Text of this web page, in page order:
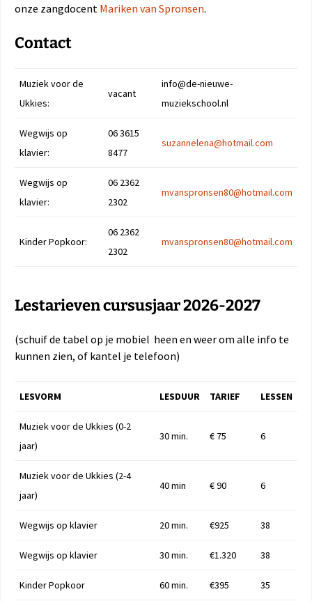
onze zangdocent Mariken van Spronsen.
Contact
Muziek voor de
Ukkies:
vacant
info@de-nieuwe-
muziekschool.nl
Wegwijs op
klavier:
06 3615
8477
suzannelena@hotmail.com
Wegwijs op
klavier:
06 2362
2302
mvanspronsen80@hotmail.com
Kinder Popkoor:
06 2362
2302
mvanspronsen80@hotmail.com
Lestarieven cursusjaar 2026-2027
(schuif de tabel op je mobiel heen en weer om alle info te
kunnen zien, of kantel je telefoon)
LESVORM LESDUUR TARIEF LESSEN
Muziek voor de Ukkies (0-2
jaar)
30 min. € 75 6
Muziek voor de Ukkies (2-4
jaar)
40 min € 90 6
Wegwijs op klavier 20 min. €925 38
Wegwijs op klavier 30 min. €1.320 38
Kinder Popkoor 60 min. €395 35